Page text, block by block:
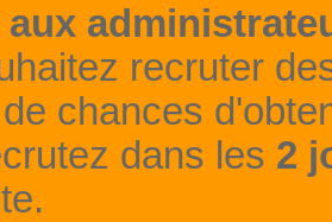
recruter
chances
dans les 2